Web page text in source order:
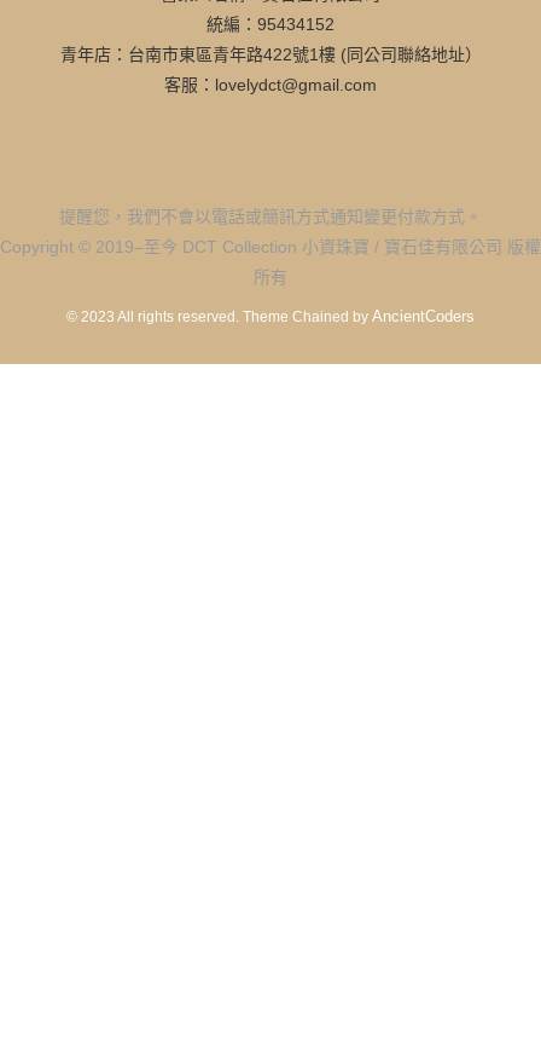
統編：95434152
青年店：台南市東區青年路422號1樓 (同公司聯絡地址）
客服：lovelydct@gmail.com
提醒您，我們不會以電話或簡訊方式通知變更付款方式。
Copyright © 2019–至今 DCT Collection 小資珠寶 / 寶石佳有限公司 版權
所有
© 2023 All rights reserved. Theme Chained by AncientCoders